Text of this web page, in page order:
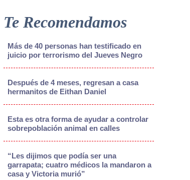
Te Recomendamos
Más de 40 personas han testificado en
juicio por terrorismo del Jueves Negro
Después de 4 meses, regresan a casa
hermanitos de Eithan Daniel
Esta es otra forma de ayudar a controlar
sobrepoblación animal en calles
“Les dijimos que podía ser una
garrapata; cuatro médicos la mandaron a
casa y Victoria murió”